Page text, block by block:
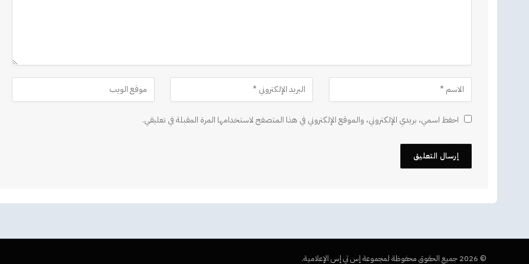
احفظ اسمي، بريدي الإلكتروني، والموقع الإلكتروني في هذا المتصفح لاستخدامها المرة المقبلة في تعليقي.
© 2026 جميع الحقوق محفوظة لمجموعة إس تي إس الإعلامية.